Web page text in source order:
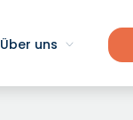
Über uns